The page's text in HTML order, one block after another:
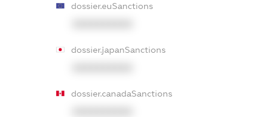
dossier.euSanctions
dossier.japanSanctions
dossier.canadaSanctions